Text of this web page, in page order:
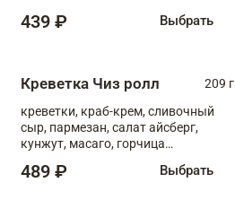
439 ₽ Выбрать
Креветка Чиз ролл
209 г
креветки, краб-крем, сливочный
сыр, пармезан, салат айсберг,
кунжут, масаго, горчица
489 ₽ Выбрать